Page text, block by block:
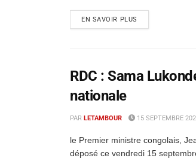
EN SAVOIR PLUS
RDC : Sama
nationale
PAR LETAMBOUR 15 SEPTEMBRE
le Premier ministre congolais,
déposé ce vendredi 15